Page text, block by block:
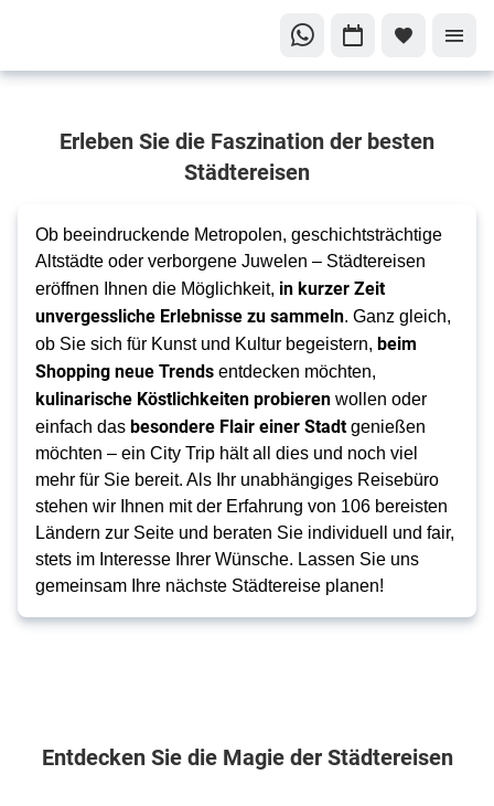
nächstes
Städtereisen
Erleben Sie die Faszination der besten
Städtereisen
Ob beeindruckende Metropolen, geschichtsträchtige
Altstädte oder verborgene Juwelen – Städtereisen
eröffnen Ihnen die Möglichkeit, in kurzer Zeit
unvergessliche Erlebnisse zu sammeln. Ganz gleich,
ob Sie sich für Kunst und Kultur begeistern, beim
Shopping neue Trends entdecken möchten,
kulinarische Köstlichkeiten probieren wollen oder
einfach das besondere Flair einer Stadtgenießen
möchten – ein City Trip hält all dies und noch viel
mehr für Sie bereit. Als Ihr unabhängiges Reisebüro
stehen wir Ihnen mit der Erfahrung von 106 bereisten
Ländern zur Seite und beraten Sie individuell und fair,
stets im Interesse Ihrer Wünsche. Lassen Sie uns
gemeinsam Ihre nächste Städtereise planen!
Entdecken Sie die Magie der Städtereisen